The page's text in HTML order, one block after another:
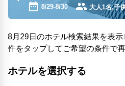
8/29-8/30 大人1名,子
8月29日のホテル検索結果を表
件をタップしてご希望の条件で
ホテルを選択する